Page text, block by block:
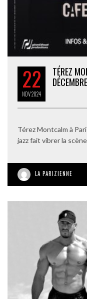
22
NOV2024
TÉREZ
Térez Montcalm à
jazz fait vibrer la
LA PARIZIENNE